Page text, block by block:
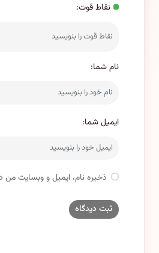
نقاط قوت:
نام شما:
ایمیل شما:
ذخیره نام، ایمیل و وبسایت من